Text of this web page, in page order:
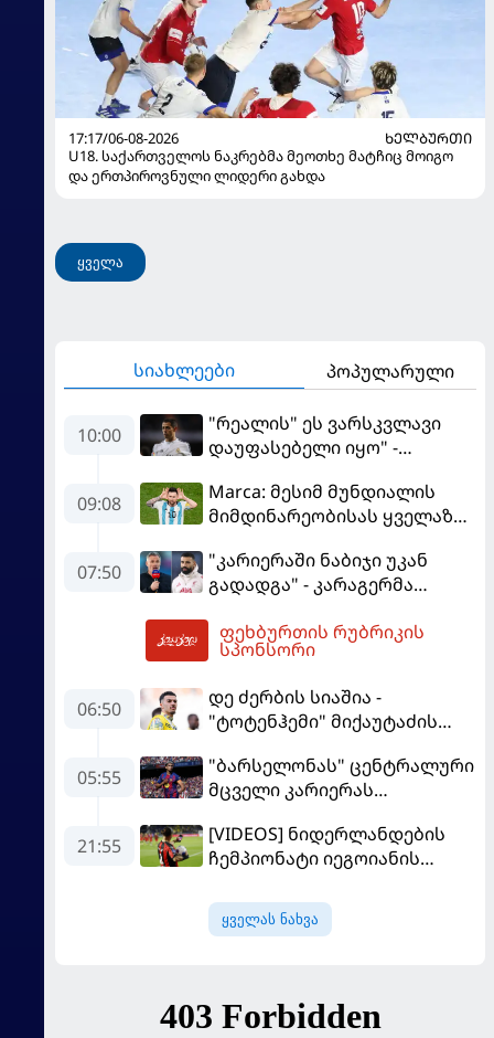
17:17/06-08-2026
ᲮᲔᲚᲑᲣᲠᲗᲘ
U18. საქართველოს ნაკრებმა მეოთხე მატჩიც მოიგო
და ერთპიროვნული ლიდერი გახდა
ყველა
სიახლეები პოპულარული
10:00
"რეალის" ეს ვარსკვლავი
დაუფასებელი იყო" -
თანაგუნდელზე ისაუბრა
09:08
Marca: მესიმ მუნდიალის
მიმდინარეობისას ყველაზე
07:50
"კარიერაში ნაბიჯი უკან
გადადგა" - კარაგერმა
ფეხბურთის რუბრიკის
სპონსორი
06:50
დე ძერბის სიაშია -
"ტოტენჰემი" მიქაუტაძის
05:55
"ბარსელონას" ცენტრალური
მცველი კარიერას
გააგრძელებს
21:55
[VIDEOS] ნიდერლანდების
ჩემპიონატი იეგოიანის
MVP გახდა
ყველას ნახვა